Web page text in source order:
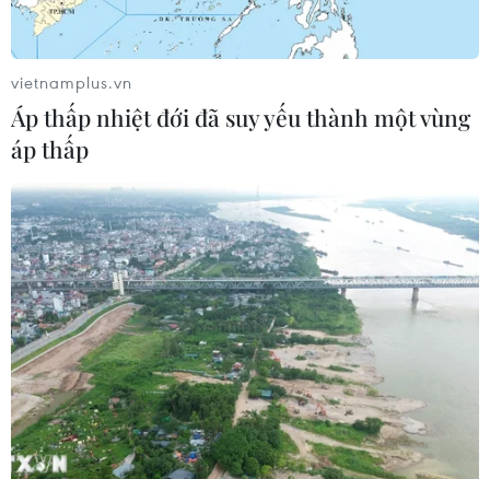
xây dựng kế hoạch triển khai các kết luận của Thanh tra
Chính phủ liên quan dự án Khu đô thị mới Thủ Thiêm,
Thảo Cầm Viên Safari.
vietnamplus.vn
Áp thấp nhiệt đới đã suy yếu thành một vùng
áp thấp